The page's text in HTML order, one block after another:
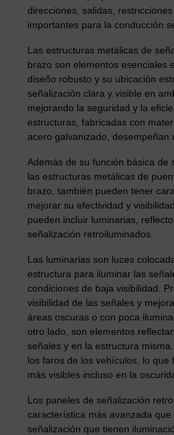
direcciones, salidas,
importantes para la conducción
Las estructuras metálicas de
brazo son elementos esenciales
diseño robusto y su ubicación
señalización clara y visible en
mejorando la seguridad y la
estructuras, fabricadas con
acero galvanizado, desempeñan
Además de su función básica de
las estructuras metálicas de
brazo, también pueden tener
mejorar su efectividad y
pueden incluir luminarias,
señalización retroiluminados.
Las luminarias son luces
estructura para iluminar las
condiciones de baja visibilidad.
visibilidad de las señales y
áreas oscuras o con poca
otro lado, son elementos
señales y en la estructura
los faros de los vehículos, lo que
más visibles incluso en la
Los paneles de señalización
característica más avanzada
señalización que tienen